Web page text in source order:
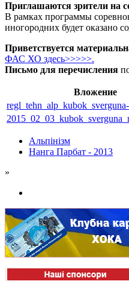
Приглашаются зрители на
В рамках программы
иногородних будет оказано
Приветствуется
ФАС ХО здесь>>>>>.
Письмо для перечисления
Вложение
Альпінізм
Нанга Парбат - 2013
»